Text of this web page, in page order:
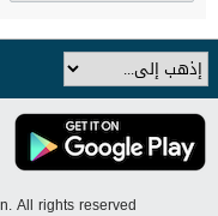
All rights reserved.